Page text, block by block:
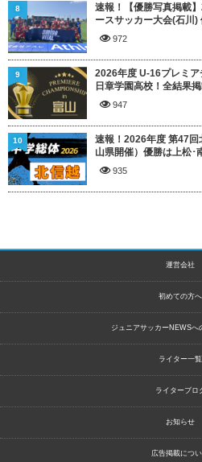
速報！【優勝写真掲載
ースサッカー大会(石川)
972
8
2026年度 U-16プレミ
日章学園高校！全結果
947
9
速報！2026年度 第47回
山県開催）優勝は上松･
935
10
運営会社
初めての方へ
ジュニアサッカーNEWSへ
ライター一覧
ライターブロ
お知らせ
広告掲載につ